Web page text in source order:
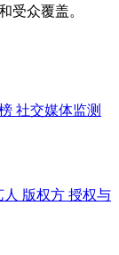
受众覆盖。
社交媒体监测
人 版权方 授权与